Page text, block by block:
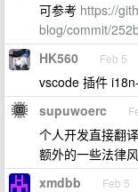
可参考 https://
blog/commit/
HK560 Feb 5
vscode 插件
supuwoerc
个人开发直接翻
额外的一些法律风
xmdbb Feb 5